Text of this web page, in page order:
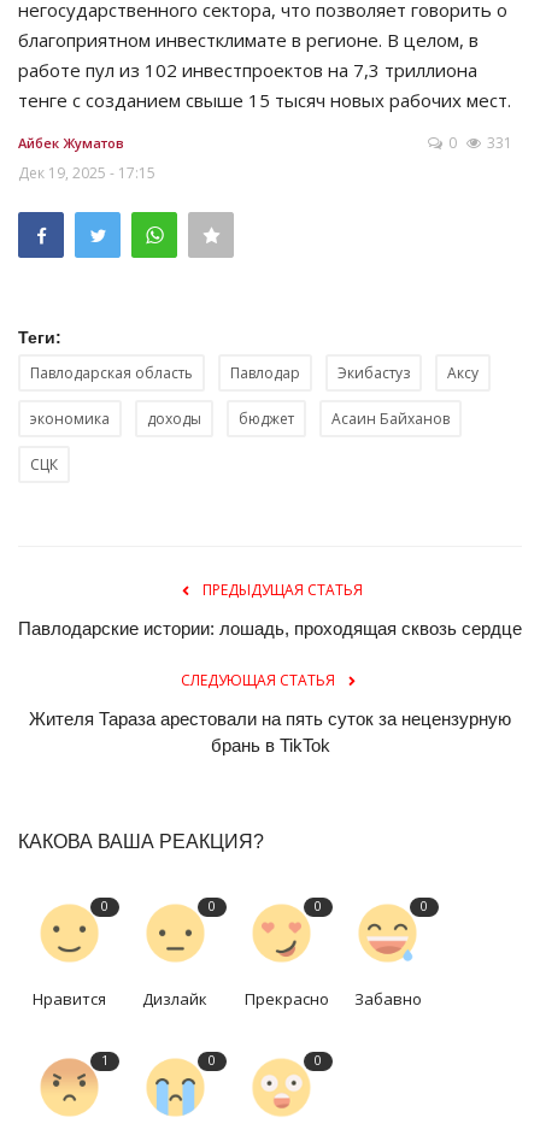
негосударственного сектора, что позволяет говорить о
благоприятном инвестклимате в регионе. В целом, в
работе пул из 102 инвестпроектов на 7,3 триллиона
тенге с созданием свыше 15 тысяч новых рабочих мест.
Айбек Жуматов
Дек 19, 2025 - 17:15
0 331
Теги:
Павлодарская область Павлодар Экибастуз Аксу
экономика доходы бюджет Асаин Байханов
СЦК
ПРЕДЫДУЩАЯ СТАТЬЯ
Павлодарские истории: лошадь, проходящая сквозь сердце
СЛЕДУЮЩАЯ СТАТЬЯ
Жителя Тараза арестовали на пять суток за нецензурную
брань в TikTok
КАКОВА ВАША РЕАКЦИЯ?
0
Нравится
0
Дизлайк
0
Прекрасно
0
Забавно
1 0 0